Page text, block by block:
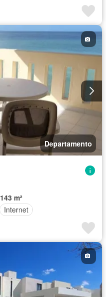
Departamento
143 m²
Internet